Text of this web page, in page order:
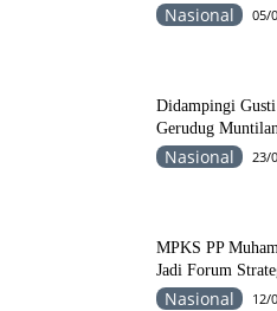
Nasional 05/
Didampingi
Gerudug
Nasional 23/
MPKS PP
Jadi Forum
Nasional 12/